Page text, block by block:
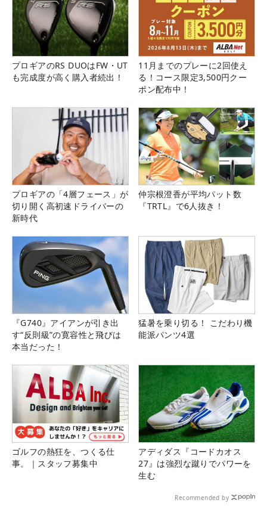
プロギアのRS DUOはFW・UT
も完成度が高く購入者続出！
11月までのプレーに2回使え
る！コース限定3,500円クー
ポン配布中！
プロギアの「4層フェース」が
切り開く高初速ドライバーの
新時代
仲宗根澄香が平均パット数
『TRTL』で6人抜き！
『G740』アイアンが引き出
す“反則級”の寛容性と飛びは
本当だった！
猛暑を乗り切る！ こだわり機
能派パンツ4選
ゴルフの熱狂を、つくる仕
事。｜スタッフ募集中
アディダス『コードカオス
27』は強烈な蹴りでパワーを
生む
Recommended by